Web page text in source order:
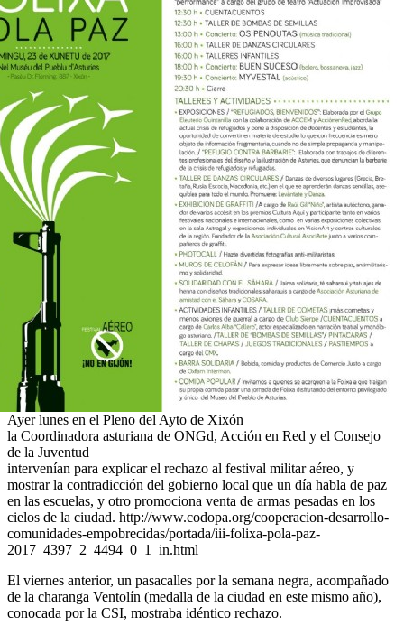
Ayer lunes en el Pleno del Ayto de Xixón
la Coordinadora asturiana de ONGd, Acción en Red y el Consejo
de la Juventud
intervenían para explicar el rechazo al festival militar aéreo, y
mostrar la contradicción del gobierno local que un día habla de paz
en las escuelas, y otro promociona venta de armas pesadas en los
cielos de la ciudad. http://www.codopa.org/cooperacion-desarrollo-
comunidades-empobrecidas/portada/iii-folixa-pola-paz-
2017_4397_2_4494_0_1_in.html
El viernes anterior, un pasacalles por la semana negra, acompañado
de la charanga Ventolín (medalla de la ciudad en este mismo año),
conocada por la CSI, mostraba idéntico rechazo.